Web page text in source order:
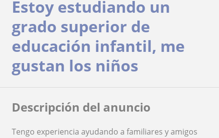
Estoy estudiando un
grado superior de
educación infantil, me
gustan los niños
Descripción del anuncio
Tengo experiencia ayudando a familiares y amigos